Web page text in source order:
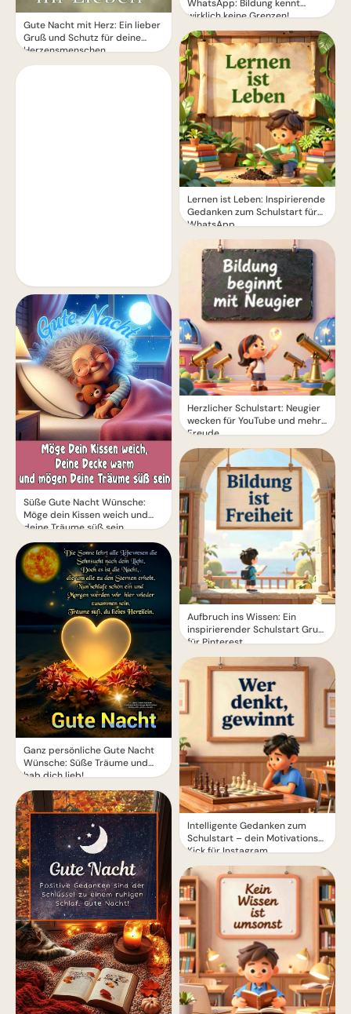
Gute Nacht mit Herz: Ein lieber
Gruß und Schutz für deine
Herzensmenschen
Süße Gute Nacht Wünsche:
Möge dein Kissen weich und
deine Träume süß sein
Ganz persönliche Gute Nacht
Wünsche: Süße Träume und
hab dich lieb!
WhatsApp: Bildung kennt
wirklich keine Grenzen!
Lernen ist Leben: Inspirierende
Gedanken zum Schulstart für
WhatsApp.
Herzlicher Schulstart: Neugier
wecken für YouTube und mehr
Freude
Aufbruch ins Wissen: Ein
inspirierender Schulstart Gruß
für Pinterest
Intelligente Gedanken zum
Schulstart – dein Motivations-
Kick für Instagram